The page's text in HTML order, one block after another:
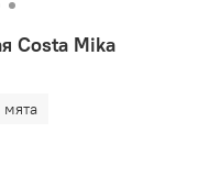
Costa Mika
мята